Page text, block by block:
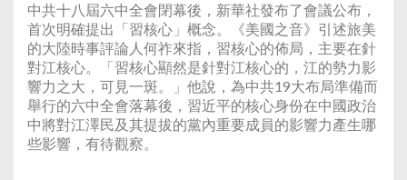
中共十八屆六中全會閉幕後，新華社發布了會議公布，
首次明確提出「習核心」概念。《美國之音》引述旅美
的大陸時事評論人何祚來指，習核心的佈局，主要在針
對江核心。「習核心顯然是針對江核心的，江的勢力影
響力之大，可見一斑。」他說，為中共19大布局準備而
舉行的六中全會落幕後，習近平的核心身份在中國政治
中將對江澤民及其提拔的黨內重要成員的影響力產生哪
些影響，有待觀察。